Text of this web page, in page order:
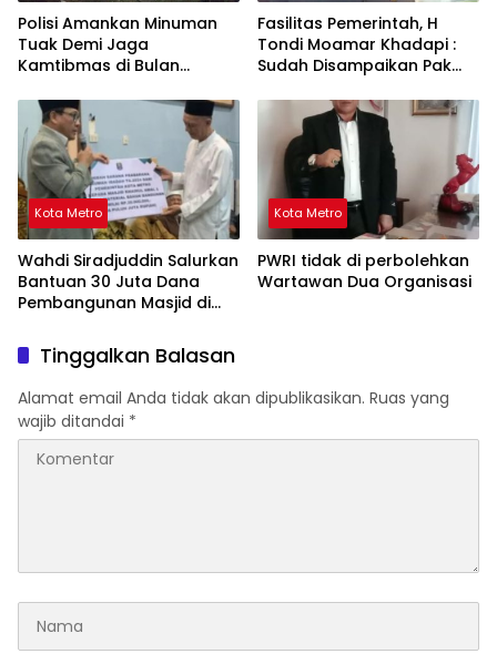
Polisi Amankan Minuman
Tuak Demi Jaga
Kamtibmas di Bulan
Fasilitas Pemerintah, H
Tondi Moamar Khadapi :
Sudah Disampaikan Pak
Ada Gratis
Kota Metro
Wahdi Siradjuddin Salurkan
Bantuan 30 Juta Dana
Pembangunan Masjid di
Kota Metro
PWRI tidak di perbolehkan
Wartawan Dua Organisasi
Tinggalkan Balasan
Alamat email Anda tidak akan dipublikasikan. Ruas yang
wajib ditandai *